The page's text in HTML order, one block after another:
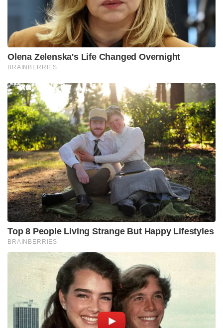
Olena Zelenska's Life Changed Overnight
BRAINBERRIES
Top 8 People Living Strange But Happy Lifestyles
BRAINBERRIES